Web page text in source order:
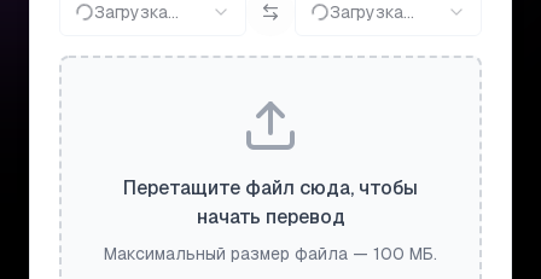
Загрузка... Загрузка...
Перетащите файл сюда, чтобы
начать перевод
Максимальный размер файла — 100 МБ.